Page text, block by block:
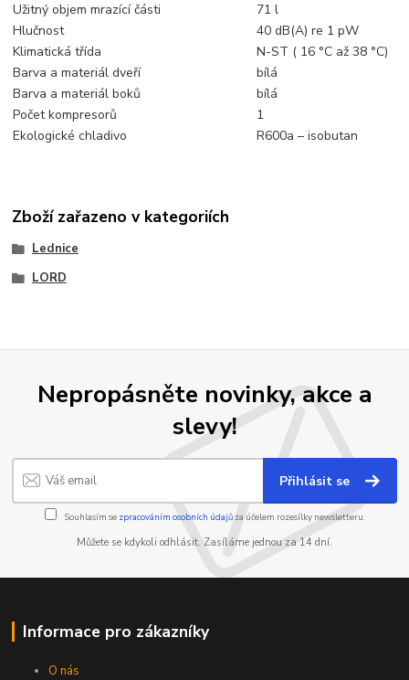
Užitný objem mrazící části
71 l
Hlučnost
40 dB(A) re 1 pW
Klimatická třída
N-ST ( 16 °C až 38 °C)
Barva a materiál dveří
bílá
Barva a materiál boků
bílá
Počet kompresorů
1
Ekologické chladivo
R600a – isobutan
Zboží zařazeno v kategoriích
Lednice
LORD
Nepropásněte novinky, akce a
slevy!
Přihlásit se
Souhlasím se zpracováním osobních údajůza účelem rozesílky newsletteru.
Můžete se kdykoli odhlásit. Zasíláme jednou za 14 dní.
Informace pro zákazníky
O nás